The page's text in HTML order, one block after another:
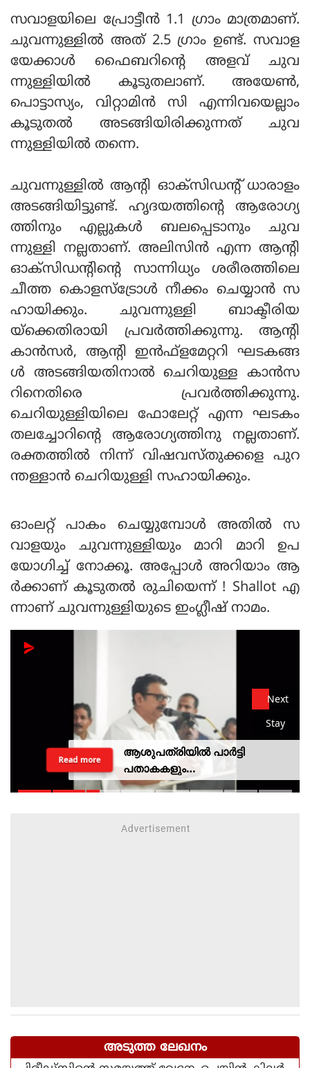
സവാളയിലെ പ്രോട്ടീന്‍ 1.1 ഗ്രാം മാത്രമാണ്.
ചുവന്നുള്ളില്‍ അത് 2.5 ഗ്രാം ഉണ്ട്. സവാള
യേക്കാള്‍ ഫൈബറിന്റെ അളവ് ചുവ
ന്നുള്ളിയില്‍ കൂടുതലാണ്. അയേണ്‍,
പൊട്ടാസ്യം, വിറ്റാമിന്‍ സി എന്നിവയെല്ലാം
കൂടുതല്‍ അടങ്ങിയിരിക്കുന്നത് ചുവ
ന്നുള്ളിയില്‍ തന്നെ.
ചുവന്നുള്ളില്‍ ആന്റി ഓക്സിഡന്റ് ധാരാളം
അടങ്ങിയിട്ടുണ്ട്. ഹൃദയത്തിന്റെ ആരോഗ്യ
ത്തിനും എല്ലുകള്‍ ബലപ്പെടാനും ചുവ
ന്നുള്ളി നല്ലതാണ്. അലിസിന്‍ എന്ന ആന്റി
ഓക്‌സിഡന്റിന്റെ സാന്നിധ്യം ശരീരത്തിലെ
ചീത്ത കൊളസ്‌ട്രോള്‍ നീക്കം ചെയ്യാന്‍ സ
ഹായിക്കും. ചുവന്നുള്ളി ബാക്ടീരിയ
യ്ക്കെതിരായി പ്രവര്‍ത്തിക്കുന്നു. ആന്റി
കാന്‍സര്‍, ആന്റി ഇന്‍ഫ്‌ളമേറ്ററി ഘടകങ്ങ
ള്‍ അടങ്ങിയതിനാല്‍ ചെറിയുള്ള കാന്‍സ
റിനെതിരെ പ്രവര്‍ത്തിക്കുന്നു.
ചെറിയുള്ളിയിലെ ഫോലേറ്റ് എന്ന ഘടകം
തലച്ചോറിന്റെ ആരോഗ്യത്തിനു നല്ലതാണ്.
രക്തത്തില്‍ നിന്ന് വിഷവസ്തുക്കളെ പുറ
ന്തള്ളാന്‍ ചെറിയുള്ളി സഹായിക്കും.
ഓംലറ്റ് പാകം ചെയ്യുമ്പോള്‍ അതില്‍ സ
വാളയും ചുവന്നുള്ളിയും മാറി മാറി ഉപ
യോഗിച്ച് നോക്കൂ. അപ്പോള്‍ അറിയാം ആ
ര്‍ക്കാണ് കൂടുതല്‍ രുചിയെന്ന് ! Shallot എ
ന്നാണ് ചുവന്നുള്ളിയുടെ ഇംഗ്ലീഷ് നാമം.
Next
Stay
ആശുപത്രിയില്‍ പാര്‍ട്ടി
പതാകകളും
മുദ്രാവാക്യങ്ങളുമായി മന്ത്രി
വിമര്‍ശനം
Read more
അടുത്ത ലേഖനം